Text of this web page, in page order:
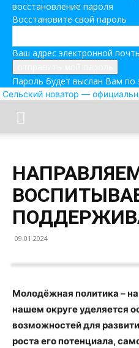
восстановление пароля
Восстановите свой пароль
Ваш адрес электронной
Пароль будет выслан Вам по
Сельский новатор —
09.01.2024
Молодёжная политика –
нашем округе уделяется
возможностей для
роста его потенциала,